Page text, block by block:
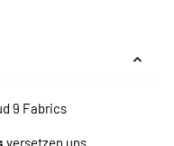
9 Fabrics
versetzen uns